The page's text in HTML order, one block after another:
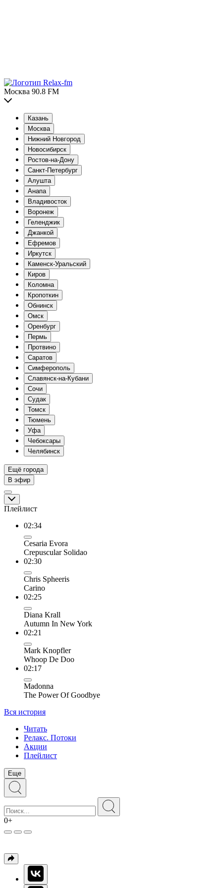
Москва 90.8 FM
Казань
Москва
Нижний Новгород
Новосибирск
Ростов-на-Дону
Санкт-Петербург
Алушта
Анапа
Владивосток
Воронеж
Геленджик
Джанкой
Ефремов
Иркутск
Каменск-Уральский
Киров
Коломна
Кропоткин
Обнинск
Омск
Оренбург
Пермь
Протвино
Саратов
Симферополь
Славянск-на-Кубани
Сочи
Судак
Томск
Тюмень
Уфа
Чебоксары
Челябинск
Ещё города
В эфир
Плейлист
02:34
Cesaria Evora
Crepuscular Solidao
02:30
Chris Spheeris
Carino
02:25
Diana Krall
Autumn In New York
02:21
Mark Knopfler
Whoop De Doo
02:17
Madonna
The Power Of Goodbye
Вся история
Читать
Релакс. Потоки
Акции
Плейлист
Еще
0+